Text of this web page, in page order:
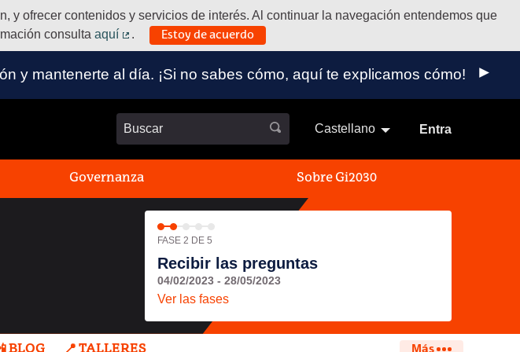
ofrecer contenidos y servicios de interés. Al continuar la navegación entendemos que
consulta aquí
(Enlace externo)
. Estoy de acuerdo
y mantenerte al día. ¡Si no sabes cómo, aquí te explicamos cómo!
Buscar Castellano Elegir el idioma
Entra
Governanza Sobre Gi2030
FASE 2 DE 5
Recibir las preguntas
04/02/2023 - 28/05/2023
Ver las fases
BLOG 📍 TALLERES Más